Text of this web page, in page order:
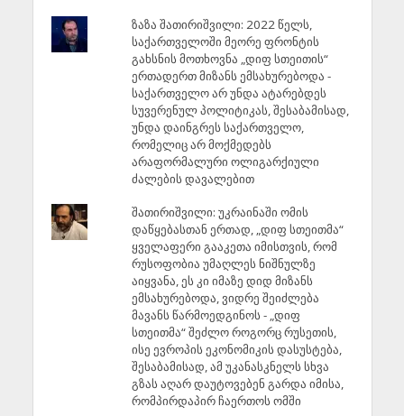
ზაზა შათირიშვილი: 2022 წელს,
საქართველოში მეორე ფრონტის
გახსნის მოთხოვნა „დიფ სთეითის“
ერთადერთ მიზანს ემსახურებოდა -
საქართველო არ უნდა ატარებდეს
სუვერენულ პოლიტიკას, შესაბამისად,
უნდა დაინგრეს საქართველო,
რომელიც არ მოქმედებს
არაფორმალური ოლიგარქიული
ძალების დავალებით
შათირიშვილი: უკრაინაში ომის
დაწყებასთან ერთად, „დიფ სთეითმა“
ყველაფერი გააკეთა იმისთვის, რომ
რუსოფობია უმაღლეს ნიშნულზე
აიყვანა, ეს კი იმაზე დიდ მიზანს
ემსახურებოდა, ვიდრე შეიძლება
მავანს წარმოედგინოს - „დიფ
სთეითმა“ შეძლო როგორც რუსეთის,
ისე ევროპის ეკონომიკის დასუსტება,
შესაბამისად, ამ უკანასკნელს სხვა
გზას აღარ დაუტოვებენ გარდა იმისა,
რომპირდაპირ ჩაერთოს ომში